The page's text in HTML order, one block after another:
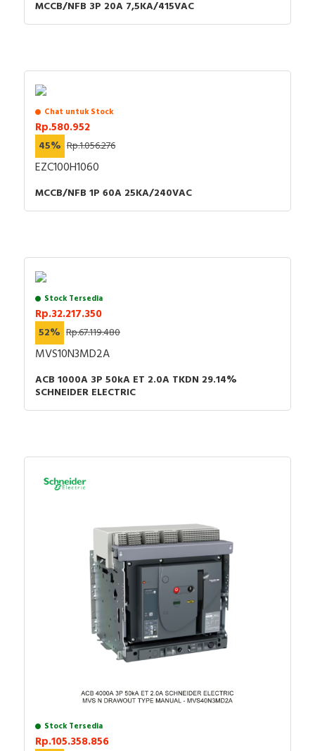
MCCB/NFB 3P 20A 7,5KA/415VAC
Chat untuk Stock
Rp.580.952
45% Rp.1.056.276
EZC100H1060
MCCB/NFB 1P 60A 25KA/240VAC
Stock Tersedia
Rp.32.217.350
52% Rp.67.119.480
MVS10N3MD2A
ACB 1000A 3P 50kA ET 2.0A TKDN 29.14%
SCHNEIDER ELECTRIC
Stock Tersedia
Rp.105.358.856